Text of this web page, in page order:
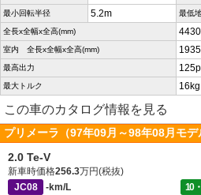
最小回転半径 5.2m 最低
全長x全幅x全高(mm)
室内 全長x全幅x全高(mm)
最高出力
最大トルク
この車のカタログ情報を見る
プリメーラ（97年09月～98年08月モ
2.0 Te-V
新車時価格256.3万円(税抜)
JC08
-km/L 10